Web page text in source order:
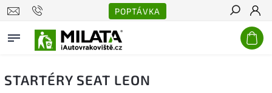
POPTÁVKA
Hledat
STARTÉRY SEAT LEON